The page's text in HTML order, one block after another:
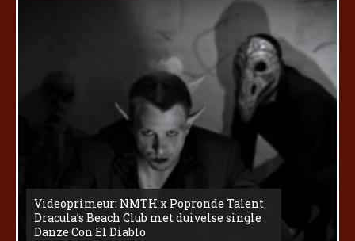
Videoprimeur: NMTH x Popronde Talent
Dracula’s Beach Club met duivelse single
Danze Con El Diablo